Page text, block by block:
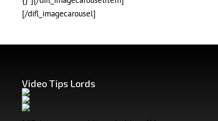
[/difl_imagecarousel]
Video Tips Lords